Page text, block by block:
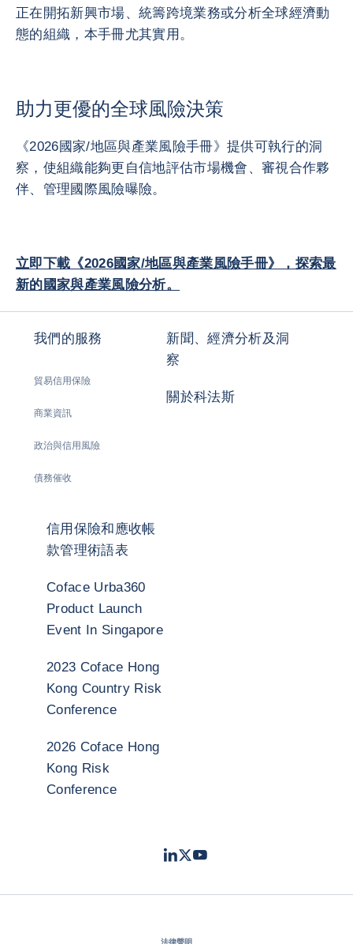
正在開拓新興市場、統籌跨境業務或分析全球經濟動
態的組織，本手冊尤其實用。
助力更優的全球風險決策
《2026國家/地區與產業風險手冊》提供可執行的洞
察，使組織能夠更自信地評估市場機會、審視合作夥
伴、管理國際風險曝險。
立即下載《2026國家/地區與產業風險手冊》，探索最
新的國家與產業風險分析。
我們的服務
貿易信用保險
商業資訊
政治與信用風險
債務催收
新聞、經濟分析及洞
察
關於科法斯
信用保險和應收帳
款管理術語表
Coface Urba360
Product Launch
Event In Singapore
2023 Coface Hong
Kong Country Risk
Conference
2026 Coface Hong
Kong Risk
Conference
LinkedIn
TwitterYoutube
法律聲明